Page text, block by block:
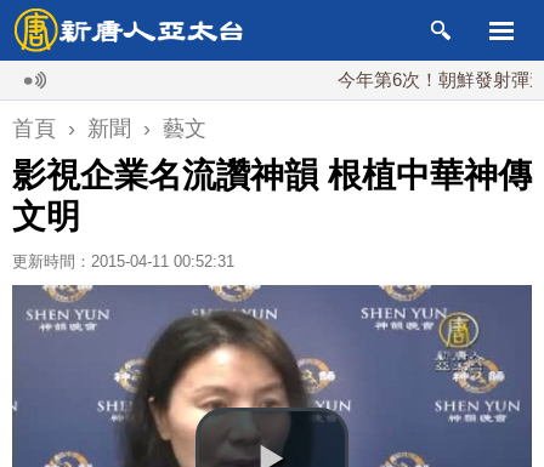
今年第6次！朝鮮發射彈道導彈
首頁 › 新聞 › 藝文
影視企業名流讚神韻 根植中華神傳
文明
更新時間：2015-04-11 00:52:31